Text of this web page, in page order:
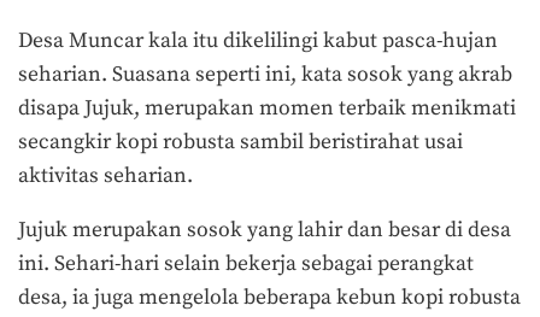
Desa Muncar kala itu dikelilingi kabut pasca-hujan
seharian. Suasana seperti ini, kata sosok yang akrab
disapa Jujuk, merupakan momen terbaik menikmati
secangkir kopi robusta sambil beristirahat usai
aktivitas seharian.
Jujuk merupakan sosok yang lahir dan besar di desa
ini. Sehari-hari selain bekerja sebagai perangkat
desa, ia juga mengelola beberapa kebun kopi robusta